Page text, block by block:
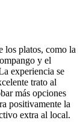
los platos, como la
y el
experiencia se
trato al
más opciones
positivamente la
extra al local.